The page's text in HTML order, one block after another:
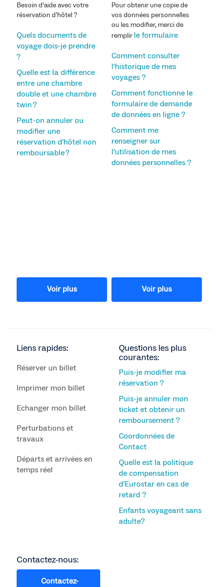
Besoin d’aide avec votre
réservation d’hôtel ?
Quels documents de
voyage dois-je prendre
?
Quelle est la différence
entre une chambre
double et une chambre
twin ?
Peut-on annuler ou
modifier une
réservation d'hôtel non
remboursable ?
Voir plus
Pour obtenir une copie de
vos données personnelles
ou les modifier, merci de
remplir le formulaire
Comment consulter
l'historique de mes
voyages ?
Comment fonctionne le
formulaire de demande
de données en ligne ?
Comment me
renseigner sur
l’utilisation de mes
données personnelles ?
Voir plus
Liens rapides:
Réserver un billet
Imprimer mon billet
Echanger mon billet
Perturbations et
travaux
Départs et arrivées en
temps réel
Questions les plus
courantes:
Puis-je modifier ma
réservation ?
Puis-je annuler mon
ticket et obtenir un
remboursement ?
Coordonnées de
Contact
Quelle est la politique
de compensation
d’Eurostar en cas de
retard ?
Enfants voyageant sans
adulte?
Contactez-nous:
Contactez-